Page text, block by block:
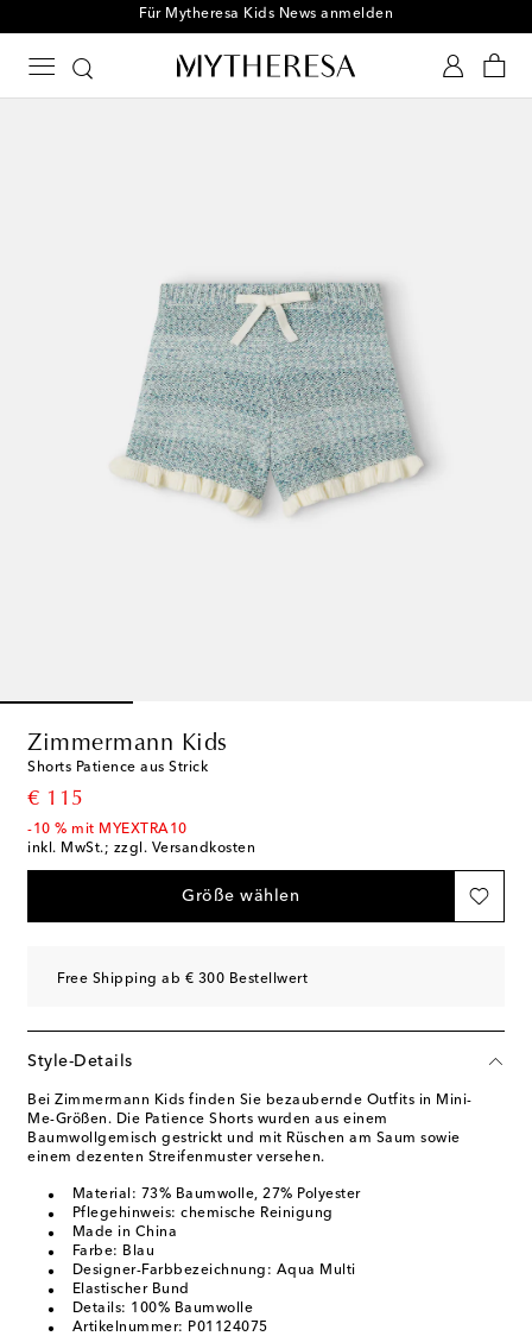
Für Mytheresa Kids News anmelden
Zimmermann Kids
Shorts Patience aus Strick
€ 115
original price
-10 % mit MYEXTRA10
inkl. MwSt.; zzgl. Versandkosten
Größe wählen
Free Shipping ab € 300 Bestellwert
Style-Details
Bei Zimmermann Kids finden Sie bezaubernde Outfits in Mini-
Me-Größen. Die Patience Shorts wurden aus einem
Baumwollgemisch gestrickt und mit Rüschen am Saum sowie
einem dezenten Streifenmuster versehen.
Material: 73% Baumwolle, 27% Polyester
Pflegehinweis: chemische Reinigung
Made in China
Farbe: Blau
Designer-Farbbezeichnung: Aqua Multi
Elastischer Bund
Details: 100% Baumwolle
Artikelnummer: P01124075